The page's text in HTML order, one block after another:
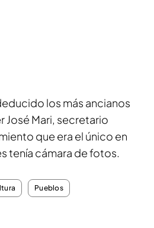
los más ancianos
José Mari, secretario
que era el único en
tenía cámara de fotos.
Pueblos